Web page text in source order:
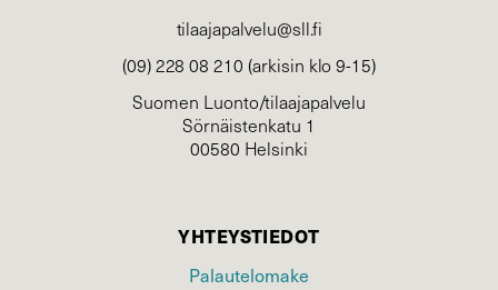
tilaajapalvelu@sll.fi
(09) 228 08 210 (arkisin klo 9-15)
Suomen Luonto/tilaajapalvelu
Sörnäistenkatu 1
00580 Helsinki
YHTEYSTIEDOT
Palautelomake